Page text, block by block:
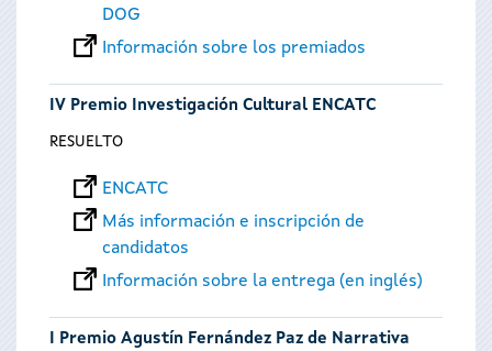
DOG
Información sobre los premiados
IV Premio Investigación Cultural ENCATC
RESUELTO
ENCATC
Más información e inscripción de
candidatos
Información sobre la entrega (en inglés)
I Premio Agustín Fernández Paz de Narrativa